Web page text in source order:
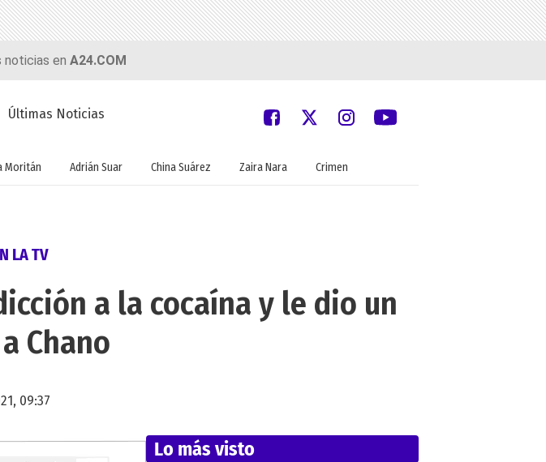
noticias en A24.COM
Últimas Noticias
Moritán Adrián Suar China Suárez Zaira Nara Crimen
LA TV
a la cocaína y le dio un
Chano
09:37
Lo más visto